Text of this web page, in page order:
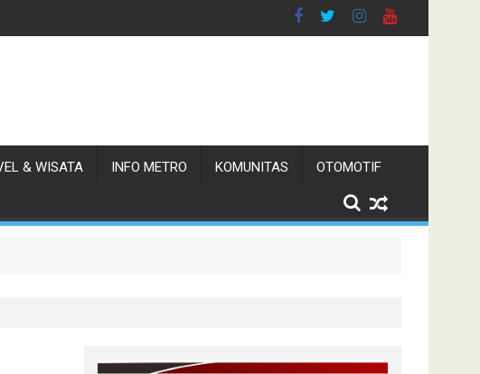
& WISATA INFO METRO KOMUNITAS OTOMOTIF